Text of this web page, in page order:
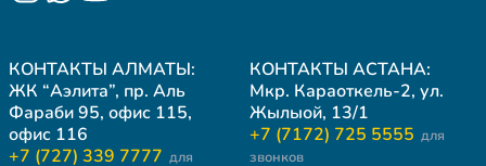
КОНТАКТЫ АЛМАТЫ:
ЖК “Аэлита”, пр. Аль
Фараби 95, офис 115,
офис 116
+7 (727) 339 7777 для
КОНТАКТЫ АСТАНА:
Мкр. Караоткель-2, ул.
Жылыой, 13/1
+7 (7172) 725 5555 для
звонков